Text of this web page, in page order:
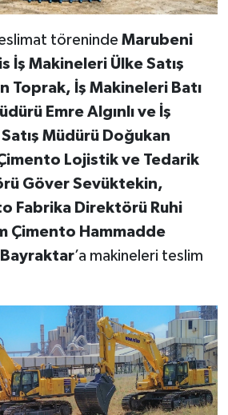
töreninde Marubeni
İş Makineleri Ülke Satış
Toprak, İş Makineleri Batı
Emre Algınlı ve İş
Müdürü Doğukan
Lojistik ve Tedarik
Göver Sevüktekin,
Fabrika Direktörü Ruhi
Çimento Hammadde
’a makineleri teslim